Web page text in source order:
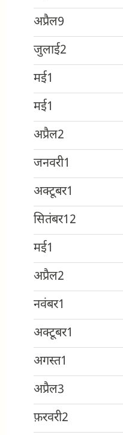
अप्रैल9
जुलाई2
मई1
मई1
अप्रैल2
जनवरी1
अक्टूबर1
सितंबर12
मई1
अप्रैल2
नवंबर1
अक्टूबर1
अगस्त1
अप्रैल3
फ़रवरी2